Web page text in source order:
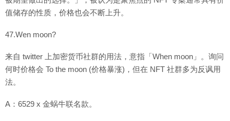
值储存的性质，价格也会不断上升。
47.Wen moon?
来自 twitter 上加密货币社群的用法，意指「When moon」。询问
何时价格会 To the moon (价格暴涨)，但在 NFT 社群多为反讽用
法。
A：6529 x 金蜗牛联名款。